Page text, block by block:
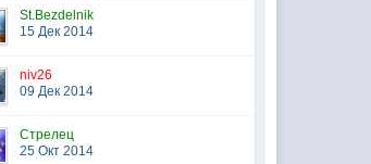
St.Bezdelnik
15 Дек 2014
niv26
09 Дек 2014
Стрелец
25 Окт 2014